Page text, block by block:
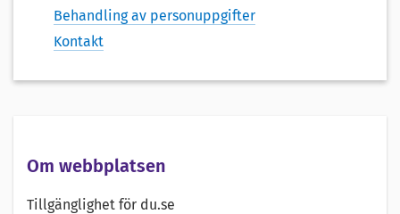
Om webbplatsen
Tillgänglighet för du.se
Behandling av personuppgifter
Kontakt